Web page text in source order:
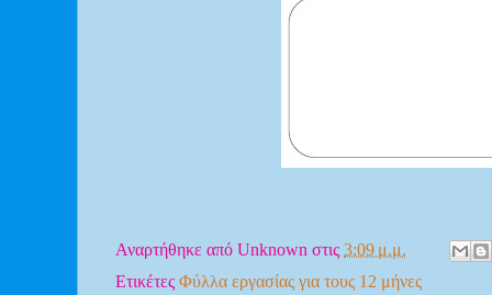
Αναρτήθηκε από Unknown στις 3:09 μ.μ.
Ετικέτες Φύλλα εργασίας για τους 12 μήνες